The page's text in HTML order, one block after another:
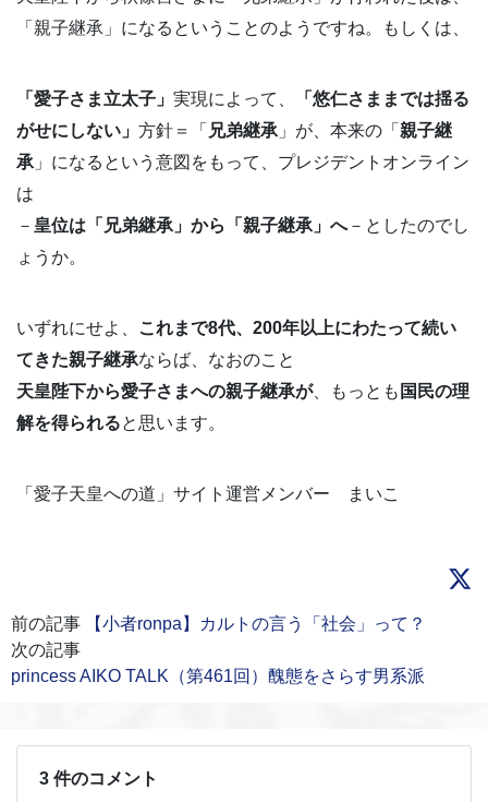
「親子継承」になるということのようですね。もしくは、
「愛子さま立太子」 実現によって、
「悠仁さままでは揺る
がせにしない」 方針＝「 兄弟継承 」が、本来の「 親子継
承 」になるという意図をもって、プレジデントオンライン
は
－ 皇位は「兄弟継承」から「親子継承」へ－としたのでし
ょうか。
いずれにせよ、
これまで8代、200年以上にわたって続い
てきた親子継承ならば、なおのこと
天皇陛下から愛子さまへの親子継承が、もっとも 国民の理
解を得られると思います。
「愛子天皇への道」サイト運営メンバー まいこ
前の記事
【小者ronpa】カルトの言う「社会」って？
次の記事
princess AIKO TALK（第461回）醜態をさらす男系派
3 件のコメント